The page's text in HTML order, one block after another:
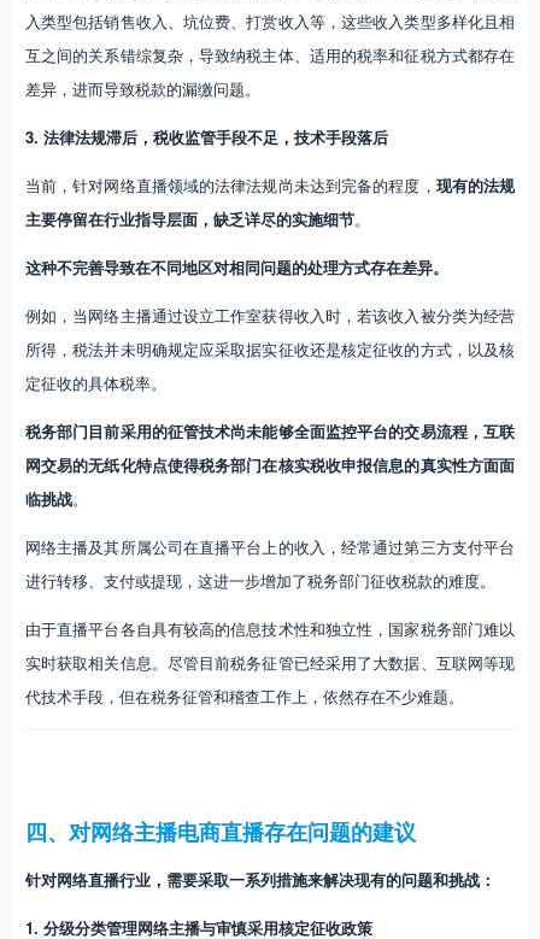
入类型包括销售收入、坑位费、打赏收入等，这些收入类型多样化且相
互之间的关系错综复杂，导致纳税主体、适用的税率和征税方式都存在
差异，进而导致税款的漏缴问题。
3. 法律法规滞后，税收监管手段不足，技术手段落后
当前，针对网络直播领域的法律法规尚未达到完备的程度， 现有的法规
主要停留在行业指导层面，缺乏详尽的实施细节。
这种不完善导致在不同地区对相同问题的处理方式存在差异。
例如，当网络主播通过设立工作室获得收入时，若该收入被分类为经营
所得，税法并未明确规定应采取据实征收还是核定征收的方式，以及核
定征收的具体税率。
税务部门目前采用的征管技术尚未能够全面监控平台的交易流程，互联
网交易的无纸化特点使得税务部门在核实税收申报信息的真实性方面面
临挑战。
网络主播及其所属公司在直播平台上的收入，经常通过第三方支付平台
进行转移、支付或提现，这进一步增加了税务部门征收税款的难度。
由于直播平台各自具有较高的信息技术性和独立性，国家税务部门难以
实时获取相关信息。尽管目前税务征管已经采用了大数据、互联网等现
代技术手段，但在税务征管和稽查工作上，依然存在不少难题。
四、对网络主播电商直播存在问题的建议
针对网络直播行业，需要采取一系列措施来解决现有的问题和挑战：
1. 分级分类管理网络主播与审慎采用核定征收政策